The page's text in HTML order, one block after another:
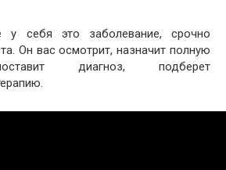
у себя это заболевание, срочно
Он вас осмотрит, назначит полную
диагноз, подберет